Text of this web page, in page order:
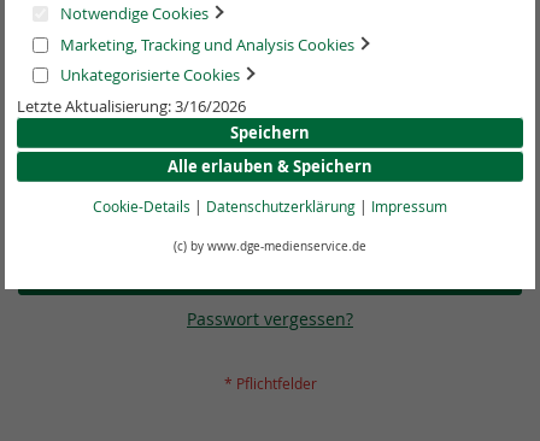
E-Mail
Passwort vergessen?
Notwendige Cookies
Marketing, Tracking und Analysis Cookies
Unkategorisierte Cookies
Letzte Aktualisierung: 3/16/2026
Speichern
Alle erlauben & Speichern
Cookie-Details | Datenschutzerklärung| Impressum
(c) by www.dge-medienservice.de